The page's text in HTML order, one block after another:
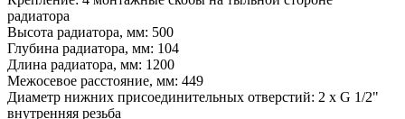
радиатора
Высота радиатора, мм: 500
Глубина радиатора, мм: 104
Длина радиатора, мм: 1200
Межосевое расстояние, мм: 449
Диаметр нижних присоединительных отверстий: 2 х G 1/2"
внутренняя резьба